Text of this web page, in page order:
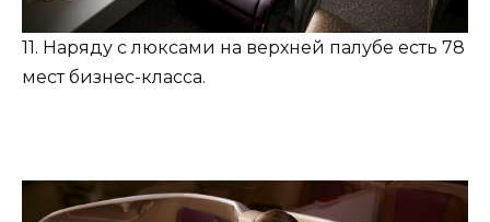
11. Наряду с люксами на верхней палубе есть 78
мест бизнес-класса.